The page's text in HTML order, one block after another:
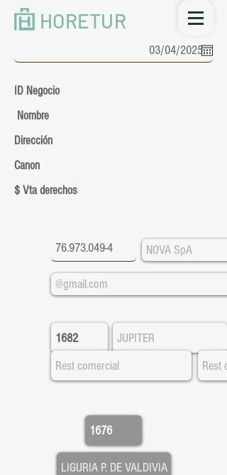
HORETUR
ID Negocio
Nombre
Dirección
Canon
$ Vta derechos